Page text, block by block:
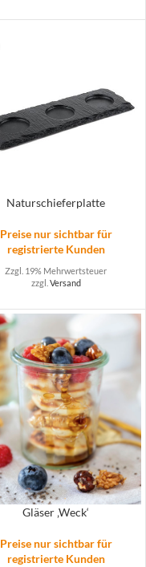
Naturschieferplatte
Preise nur sichtbar für
registrierte Kunden
Zzgl. 19% Mehrwertsteuer
zzgl. Versand
Gläser ‚Weck‘
Preise nur sichtbar für
registrierte Kunden